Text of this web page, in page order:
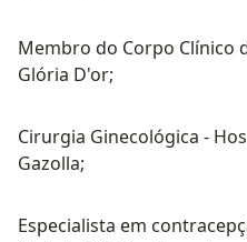
Membro do Corpo Clínico
Glória D'or;
Cirurgia Ginecológica -
Gazolla;
Especialista em